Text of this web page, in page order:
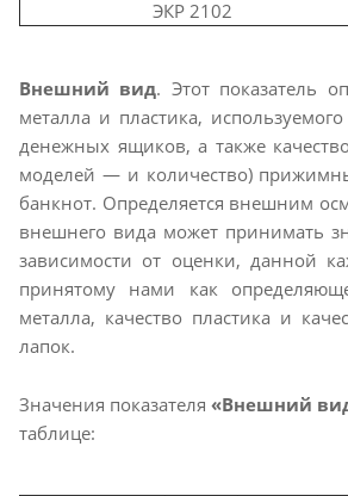
ЭКР 2102
Внешний вид. Этот показатель
металла и пластика,
денежных ящиков, а также
моделей — и количество)
банкнот. Определяется внешним
внешнего вида может принимать
зависимости от оценки, данной
принятому нами как
металла, качество пластика и
лапок.
Значения показателя «Внешний
таблице: